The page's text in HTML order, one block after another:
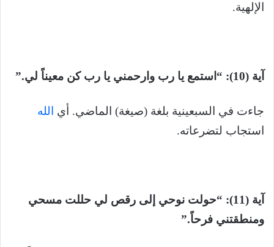
الإلهية.
آية (10): “استمع يا رب وارحمني يا رب كن معيناً لي.”
جاءت في السبعينية بلغة (صيغة) الماضي. أي
الله
استجاب لتضرعاته.
آية (11): “حولت نوحي إلى رقص لي حللت مسحي
ومنطقتني فرحاً.”